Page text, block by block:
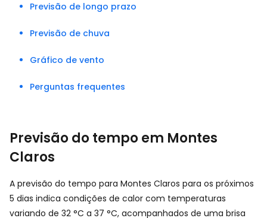
Previsão de longo prazo
Previsão de chuva
Gráfico de vento
Perguntas frequentes
Previsão do tempo em Montes
Claros
A previsão do tempo para Montes Claros para os próximos
5 dias indica condições de calor com temperaturas
variando de 32 °C a 37 °C, acompanhados de uma brisa